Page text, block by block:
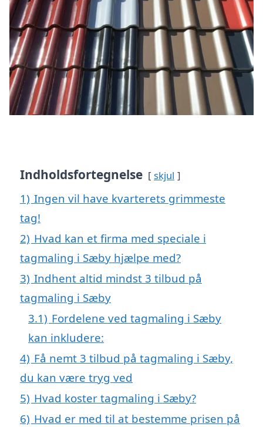
Indholdsfortegnelse skjul
1) Ingen vil have kvarterets grimmeste
tag!
2) Hvad kan et firma med speciale i
tagmaling i Sæby hjælpe med?
3) Indhent altid mindst 3 tilbud på
tagmaling i Sæby
3.1) Fordelene ved tagmaling i Sæby
kan inkludere:
4) Få nemt 3 tilbud på tagmaling i Sæby,
du kan være tryg ved
5) Hvad koster tagmaling i Sæby?
6) Hvad er med til at bestemme prisen på